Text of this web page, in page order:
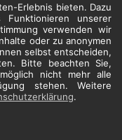
Erlebnis bieten. Dazu
unserer
verwenden wir
oder zu anonymen
selbst entscheiden,
Bitte beachten Sie,
nicht mehr alle
stehen. Weitere
.